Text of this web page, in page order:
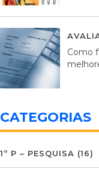
Como
CATEGORIAS
1º P – PESQUISA (16)